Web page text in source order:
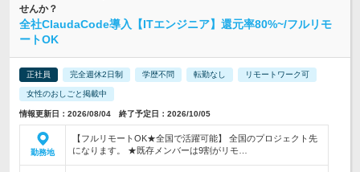
せんか？
全社ClaudaCode導入【ITエンジニア】還元率80%~/フルリモ
ートOK
正社員 完全週休2日制 学歴不問 転勤なし リモートワーク可
女性のおしごと掲載中
情報更新日：2026/08/04 終了予定日：2026/10/05
勤務地
【フルリモートOK★全国で活躍可能】 全国のプロジェクト先
になります。 ★既存メンバーは9割がリモ…